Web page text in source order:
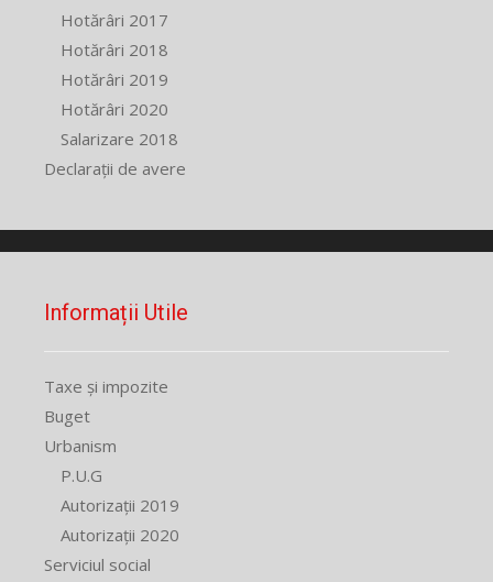
Hotărâri 2017
Hotărâri 2018
Hotărâri 2019
Hotărâri 2020
Salarizare 2018
Declarații de avere
Informații Utile
Taxe și impozite
Buget
Urbanism
P.U.G
Autorizații 2019
Autorizații 2020
Serviciul social